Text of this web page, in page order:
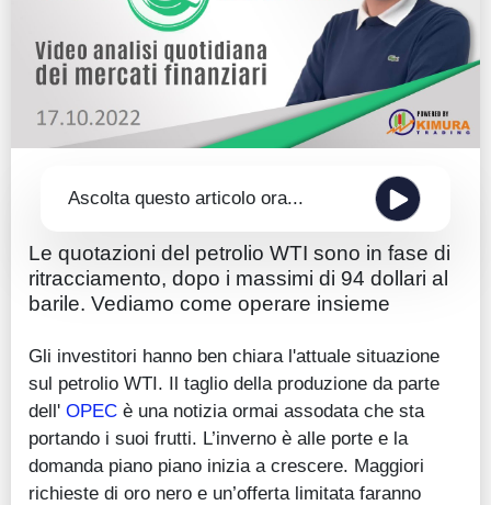
Guru Monitor
Stagionalità
Ascolta questo articolo ora...
Le quotazioni del petrolio WTI sono in fase di
ritracciamento, dopo i massimi di 94 dollari al
barile. Vediamo come operare insieme
Gli investitori hanno ben chiara l'attuale situazione
sul petrolio WTI. Il taglio della produzione da parte
dell' OPEC è una notizia ormai assodata che sta
portando i suoi frutti. L’inverno è alle porte e la
domanda piano piano inizia a crescere. Maggiori
richieste di oro nero e un’offerta limitata faranno